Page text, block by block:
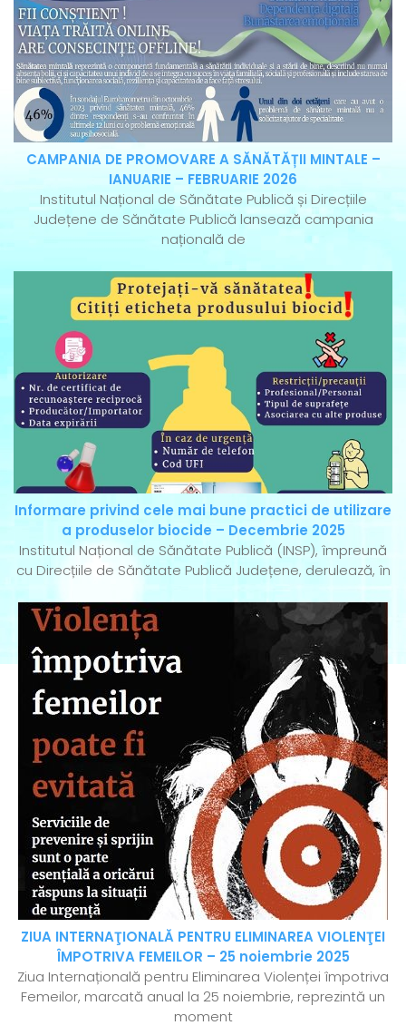
CAMPANIA DE PROMOVARE A SĂNĂTĂȚII MINTALE –
IANUARIE – FEBRUARIE 2026
Institutul Național de Sănătate Publică și Direcțiile
Județene de Sănătate Publică lansează campania
națională de
Informare privind cele mai bune practici de utilizare
a produselor biocide – Decembrie 2025
Institutul Național de Sănătate Publică (INSP), împreună
cu Direcțiile de Sănătate Publică Județene, derulează, în
ZIUA INTERNAŢIONALĂ PENTRU ELIMINAREA VIOLENŢEI
ÎMPOTRIVA FEMEILOR – 25 noiembrie 2025
Ziua Internațională pentru Eliminarea Violenței împotriva
Femeilor, marcată anual la 25 noiembrie, reprezintă un
moment